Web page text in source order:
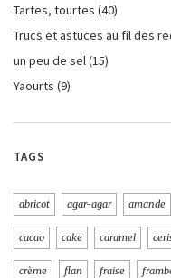
Tartes, tourtes (40)
Trucs et astuces au fil des
un peu de sel(15)
Yaourts (9)
TAGS
abricot agar-agar amande
cacao cake caramel
crème flan fraise